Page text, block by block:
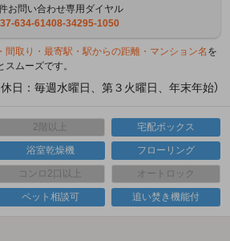
お問い合わせ専用ダイヤル
634-61408-34295-1050
間取り・最寄駅・駅からの距離・マンション名 を
ムーズです。
日：毎週水曜日、第３火曜日、年末年始）
2階以上 宅配ボックス
浴室乾燥機 フローリング
コンロ2口以上 オートロック
ペット相談可 追い焚き機能付